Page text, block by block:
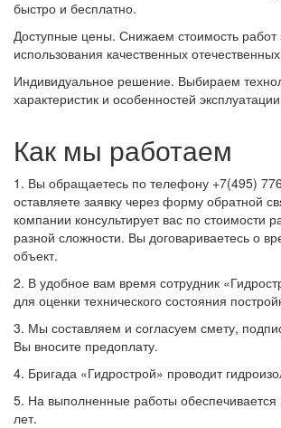
быстро и бесплатно.
Доступные цены. Снижаем стоимость работ
использования качественных
Индивидуальное решение. Выбираем
характеристик и особенностей
Как мы работаем
1. Вы обращаетесь по телефону +7(495)
оставляете заявку через форму обратной
компании консультирует вас по стоимости
разной сложности. Вы договариваетесь о
объект.
2. В удобное вам время сотрудник
для оценки технического состояния
3. Мы составляем и согласуем смету,
Вы вносите предоплату.
4. Бригада «Гидрострой» проводит
5. На выполненные работы обеспечивается
лет.